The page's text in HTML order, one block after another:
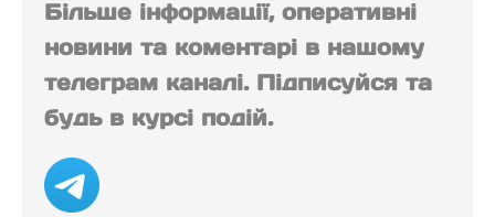
Більше інформації, оперативні
новини та коментарі в нашому
телеграм каналі. Підписуйся та
будь в курсі подій.